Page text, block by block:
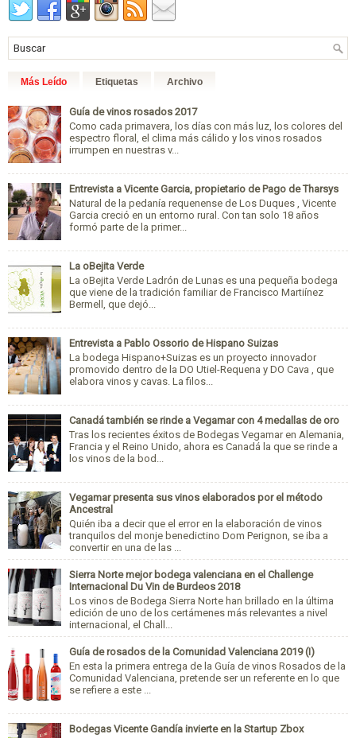
Más Leído Etiquetas Archivo
Guía de vinos rosados 2017
Como cada primavera, los días con más luz, los colores del
espectro floral, el clima más cálido y los vinos rosados
irrumpen en nuestras v...
Entrevista a Vicente Garcia, propietario de Pago de Tharsys
Natural de la pedanía requenense de Los Duques , Vicente
Garcia creció en un entorno rural. Con tan solo 18 años
formó parte de la primer...
La oBejita Verde
La oBejita Verde Ladrón de Lunas es una pequeña bodega
que viene de la tradición familiar de Francisco Martiínez
Bermell, que dejó...
Entrevista a Pablo Ossorio de Hispano Suizas
La bodega Hispano+Suizas es un proyecto innovador
promovido dentro de la DO Utiel-Requena y DO Cava , que
elabora vinos y cavas. La filos...
Canadá también se rinde a Vegamar con 4 medallas de oro
Tras los recientes éxitos de Bodegas Vegamar en Alemania,
Francia y el Reino Unido, ahora es Canadá la que se rinde a
los vinos de la bod...
Vegamar presenta sus vinos elaborados por el método
Ancestral
Quién iba a decir que el error en la elaboración de vinos
tranquilos del monje benedictino Dom Perignon, se iba a
convertir en una de las ...
Sierra Norte mejor bodega valenciana en el Challenge
Internacional Du Vin de Burdeos 2018
Los vinos de Bodega Sierra Norte han brillado en la última
edición de uno de los certámenes más relevantes a nivel
internacional, el Chall...
Guía de rosados de la Comunidad Valenciana 2019 (I)
En esta la primera entrega de la Guía de vinos Rosados de la
Comunidad Valenciana, pretende ser un referente en lo que
se refiere a este ...
Bodegas Vicente Gandía invierte en la Startup Zbox